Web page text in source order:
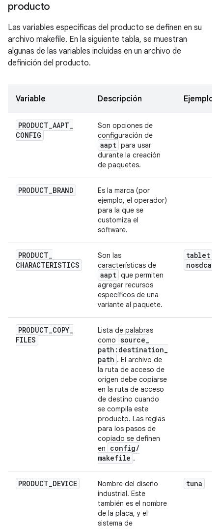
producto
Las variables específicas del producto se definen en su
archivo makefile. En la siguiente tabla, se muestran
algunas de las variables incluidas en un archivo de
definición del producto.
Variable Descripción Ejemplo
PRODUCT_AAPT_
CONFIG
Son opciones de
configuración de
aapt para usar
durante la creación
de paquetes.
PRODUCT_BRAND
Es la marca (por
ejemplo, el operador)
para la que se
customiza el
software.
PRODUCT_
CHARACTERISTICS
Son las
características de
aapt que permiten
agregar recursos
específicos de una
variante al paquete.
tablet
nosdcard
PRODUCT_COPY_
FILES
Lista de palabras
como source_
path:destination_
path . El archivo de
la ruta de acceso de
origen debe copiarse
en la ruta de acceso
de destino cuando
se compila este
producto. Las reglas
para los pasos de
copiado se definen
en
config/
makefile .
PRODUCT_DEVICE
Nombre del diseño
industrial. Este
también es el nombre
de la placa, y el
sistema de
tuna